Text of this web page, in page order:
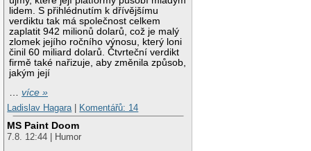
lidem. S přihlédnutím k dřívějšímu
verdiktu tak má společnost celkem
zaplatit 942 milionů dolarů, což je malý
zlomek jejího ročního výnosu, který loni
činil 60 miliard dolarů. Čtvrteční verdikt
firmě také nařizuje, aby změnila způsob,
jakým její
…více »
Ladislav Hagara
Komentářů: 14
MS Paint Doom
7.8. 12:44 | Humor